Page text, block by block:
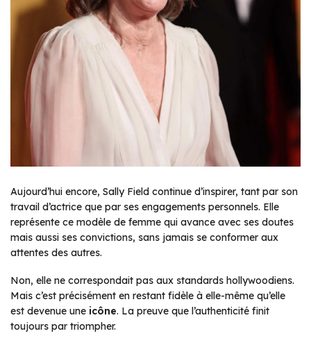
Aujourd’hui encore, Sally Field continue d’inspirer, tant par son
travail d’actrice que par ses engagements personnels. Elle
représente ce modèle de femme qui avance avec ses doutes
mais aussi ses convictions, sans jamais se conformer aux
attentes des autres.
Non, elle ne correspondait pas aux standards hollywoodiens.
Mais c’est précisément en restant fidèle à elle-même qu’elle
est devenue une icône. La preuve que l’authenticité finit
toujours par triompher.